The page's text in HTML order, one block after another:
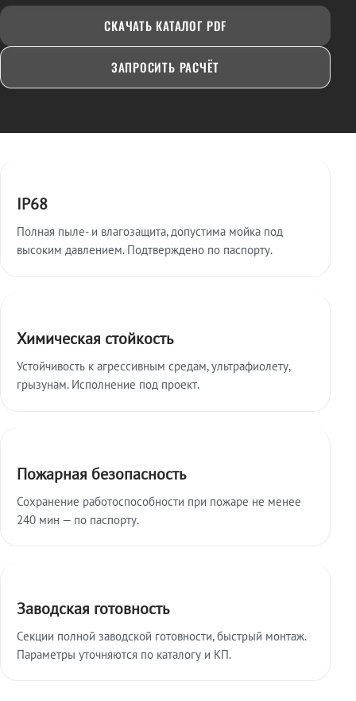
СКАЧАТЬ КАТАЛОГ PDF
ЗАПРОСИТЬ РАСЧЁТ
IP68
Полная пыле- и влагозащита, допустима мойка под
высоким давлением. Подтверждено по паспорту.
Химическая стойкость
Устойчивость к агрессивным средам, ультрафиолету,
грызунам. Исполнение под проект.
Пожарная безопасность
Сохранение работоспособности при пожаре не менее
240 мин — по паспорту.
Заводская готовность
Секции полной заводской готовности, быстрый монтаж.
Параметры уточняются по каталогу и КП.